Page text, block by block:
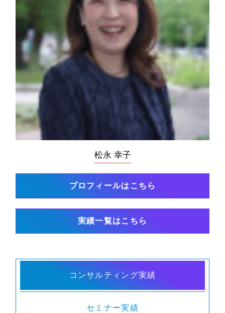
松永 幸子
プロフィールはこちら
実績一覧はこちら
コンサルティング実績
セミナー実績